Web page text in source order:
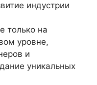
индустрии
только на
уровне,
и
уникальных